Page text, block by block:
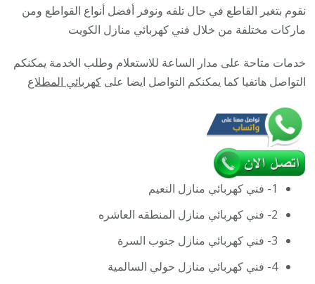
نقوم بتغير القاطع في حال تلفه ونوفر أفضل أنواع القواطع ومن
ماركات مختلفة من خلال فني كهربائي منازل الكويت
خدمات متاحة على مدار الساعة للاستعلام وطلب الخدمة يمكنكم
التواصل هاتفيا كما يمكنكم التواصل ايضا علىكهربائي المطلاع
1- فني كهربائي منازل النعيم
2- فني كهربائي منازل المنطقه العاشره
3- فني كهربائي منازل جنوب السرة
4- فني كهربائي منازل حولي السالمية